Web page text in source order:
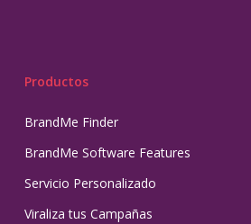
Productos
BrandMe Finder
BrandMe Software Features
Servicio Personalizado
Viraliza tus Campañas